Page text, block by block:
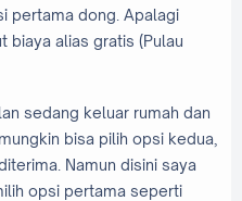
pertama dong. Apalagi
biaya alias gratis (Pulau
sedang keluar rumah dan
bisa pilih opsi kedua,
Namun disini saya
opsi pertama seperti